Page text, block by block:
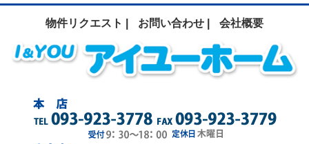
物件リクエスト | お問い合わせ | 会社概要